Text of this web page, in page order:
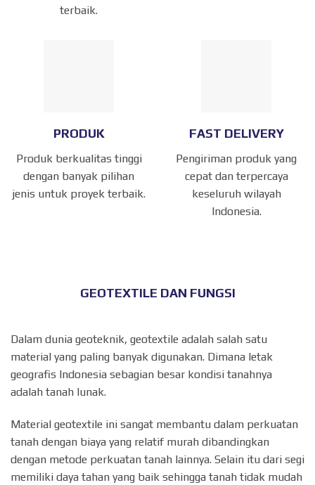
terbaik.
PRODUK
Produk berkualitas tinggi
dengan banyak pilihan
jenis untuk proyek terbaik.
FAST DELIVERY
Pengiriman produk yang
cepat dan terpercaya
keseluruh wilayah
Indonesia.
GEOTEXTILE DAN FUNGSI
Dalam dunia geoteknik, geotextile adalah salah satu
material yang paling banyak digunakan. Dimana letak
geografis Indonesia sebagian besar kondisi tanahnya
adalah tanah lunak.
Material geotextile ini sangat membantu dalam perkuatan
tanah dengan biaya yang relatif murah dibandingkan
dengan metode perkuatan tanah lainnya. Selain itu dari segi
memiliki daya tahan yang baik sehingga tanah tidak mudah